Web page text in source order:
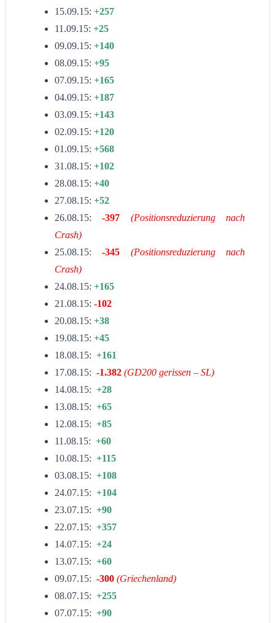
15.09.15: +257
11.09.15: +25
09.09.15: +140
08.09.15: +95
07.09.15: +165
04.09.15: +187
03.09.15: +143
02.09.15: +120
01.09.15: +568
31.08.15: +102
28.08.15: +40
27.08.15: +52
26.08.15:-397
(Positionsreduzierung nach
Crash)
25.08.15:-345
(Positionsreduzierung nach
Crash)
24.08.15: +165
21.08.15: -102
20.08.15: +38
19.08.15: +45
18.08.15: +161
17.08.15: -1.382 (GD200 gerissen – SL)
14.08.15: +28
13.08.15: +65
12.08.15: +85
11.08.15: +60
10.08.15: +115
03.08.15: +108
24.07.15: +104
23.07.15: +90
22.07.15: +357
14.07.15: +24
13.07.15: +60
09.07.15: -300 (Griechenland)
08.07.15: +255
07.07.15: +90